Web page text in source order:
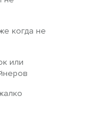
когда не
или